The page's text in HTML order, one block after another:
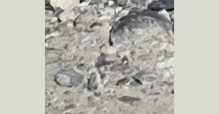
インターンを随時受け入れています